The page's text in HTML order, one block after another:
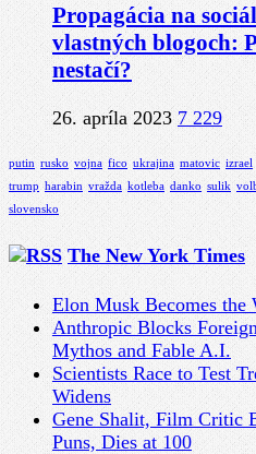
Propagácia na
vlastných blogoch:
nestačí?
26. apríla 2023 7 229
putin rusko vojna fico ukrajina matovic izrael
trump harabin vražda kotleba danko sulik
slovensko
The New York Times
Elon Musk Becomes
Anthropic Blocks
Mythos and Fable A.I.
Scientists Race to Test
Widens
Gene Shalit, Film Critic
Puns, Dies at 100